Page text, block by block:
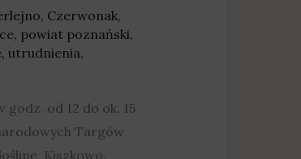
, Czerwonak,
, powiat poznański,
, utrudnienia,
od 12 do ok. 15
Targów
Kiszkowo,